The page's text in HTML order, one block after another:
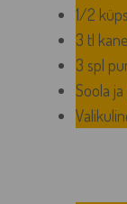
1/2
3 tl
3 spl
Soola